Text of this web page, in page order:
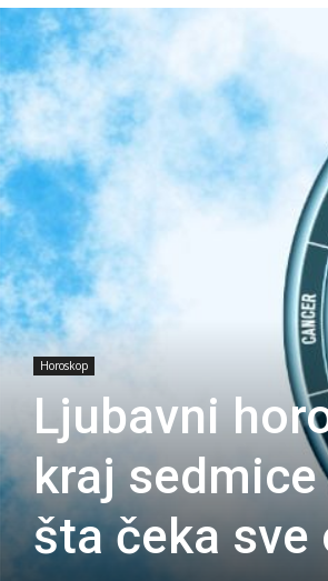
Horoskop
Ljubavni
kraj
šta čeka sve